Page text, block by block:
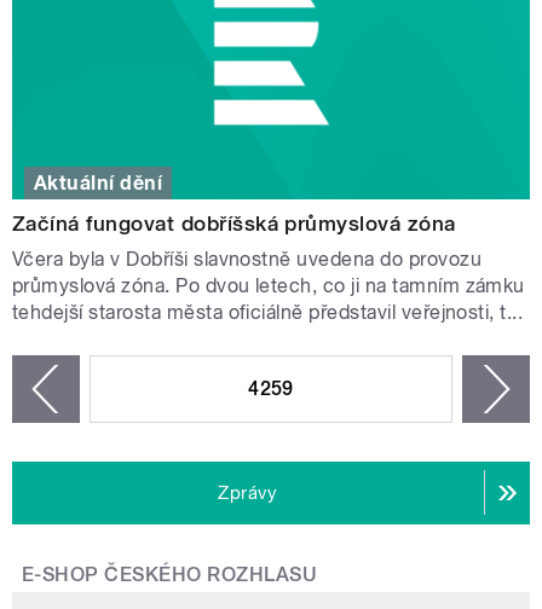
Aktuální dění
Začíná fungovat dobříšská průmyslová zóna
Včera byla v Dobříši slavnostně uvedena do provozu
průmyslová zóna. Po dvou letech, co ji na tamním zámku
tehdejší starosta města oficiálně představil veřejnosti, t...
4259
Zprávy
E-SHOP ČESKÉHO ROZHLASU